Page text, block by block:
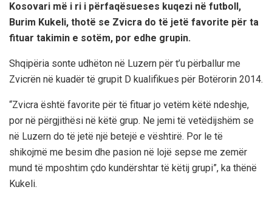
Kosovari më i ri i përfaqësueses kuqezi në futboll,
Burim Kukeli, thotë se Zvicra do të jetë favorite për ta
fituar takimin e sotëm, por edhe grupin.
Shqipëria sonte udhëton në Luzern për t’u përballur me
Zvicrën në kuadër të grupit D kualifikues për Botërorin 2014.
“Zvicra është favorite për të fituar jo vetëm këtë ndeshje,
por në përgjithësi në këtë grup. Ne jemi të vetëdijshëm se
në Luzern do të jetë një betejë e vështirë. Por le të
shikojmë me besim dhe pasion në lojë sepse me zemër
mund të mposhtim çdo kundërshtar të këtij grupi”, ka thënë
Kukeli.